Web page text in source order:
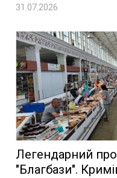
31.07.2026
Легендарний
"Благбази".